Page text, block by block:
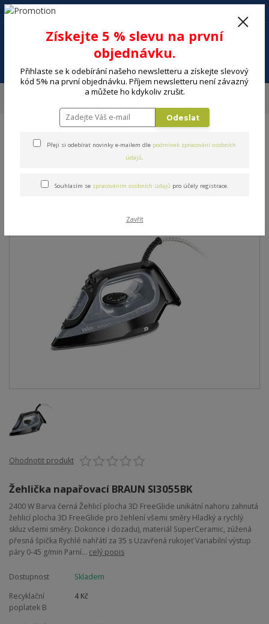
+420 602 494 600
MALÉ SPOTŘEBIČE Péče o prádlo Žehlení
Žehlička napařovací BRAUN
Ohodnotit produkt
Žehlička napařovací BRAUN SI3055BK
2400 W Barva černá Žehlicí plocha 3D FreeGlide unikátní nahoru zahnutá
žehlicí plocha 3D FreeGlide pro žehlení všemi směry Hladký a rychlý
skluz všemi směry. Dokonce i dozadu), materiál SuperCeramic, zúžená
přesná špička Rychlé nahřátí za 35 s Uzavřená rukojeť Variabilní výstup
páry 0-45 g/min Parní... celý popis
Dostupnost
Skladem
Recyklační
poplatek B
4 Kč
Získejte 5 % slevu na první
objednávku.
Přihlaste se k odebírání našeho newsletteru a získejte slevový
kód 5% na první objednávku. Příjem newsletteru není závazný
a můžete ho kdykoliv zrušit.
Odeslat
Přeji si odebírat novinky e-mailem dle podmínek zpracování osobních
údajů.
Souhlasím se zpracováním osobních údajů pro účely registrace.
Zavřít